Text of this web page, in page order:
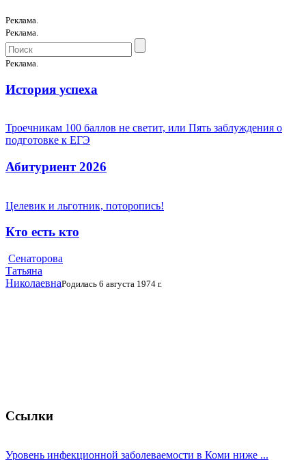
Реклама.
Реклама.
Реклама.
История успеха
Троечникам 100 баллов не светит, или Пять заблуждения о
подготовке к ЕГЭ
Абитуриент 2026
Целевик и льготник, поторопись!
Кто есть кто
Сенаторова
Татьяна
НиколаевнаРодилась 6 августа 1974 г.
Ссылки
Уровень инфекционной заболеваемости в Коми ниже ...